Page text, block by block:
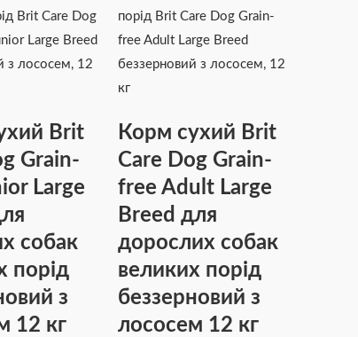
Brit
Grain-
Large
собак
порід
з
12 кг
Корм сухий Brit
Care Dog Grain-
free Adult Large
Breed для
дорослих собак
великих порід
беззерновий з
лососем 12 кг